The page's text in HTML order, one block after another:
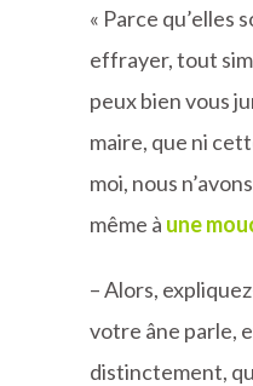
« Parce qu’elles
effrayer, tout
peux bien vous
maire, que ni
moi, nous
même à une
– Alors,
votre âne parle,
distinctement,